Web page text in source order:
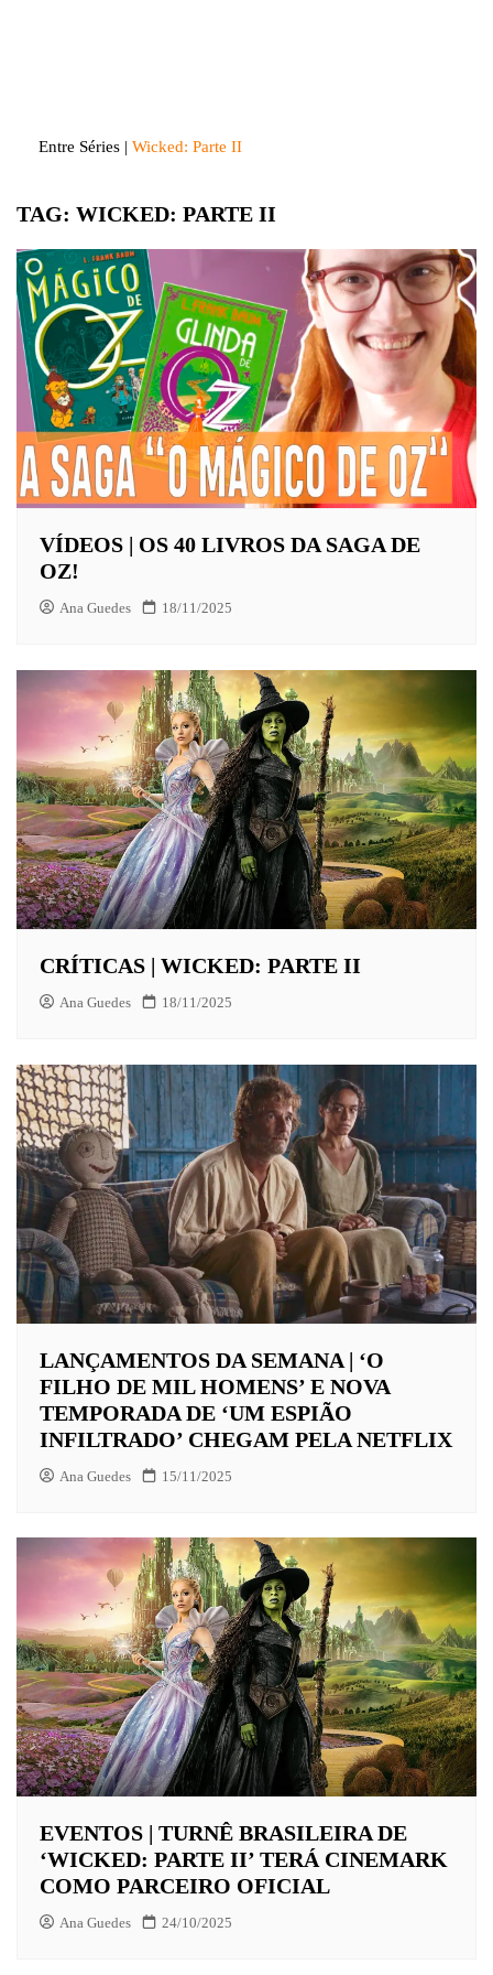
Entre Séries | Wicked: Parte II
TAG: WICKED: PARTE II
VÍDEOS | OS 40 LIVROS DA SAGA DE
OZ!
Ana Guedes 18/11/2025
CRÍTICAS | WICKED: PARTE II
Ana Guedes 18/11/2025
LANÇAMENTOS DA SEMANA | ‘O
FILHO DE MIL HOMENS’ E NOVA
TEMPORADA DE ‘UM ESPIÃO
INFILTRADO’ CHEGAM PELA NETFLIX
Ana Guedes 15/11/2025
EVENTOS | TURNÊ BRASILEIRA DE
‘WICKED: PARTE II’ TERÁ CINEMARK
COMO PARCEIRO OFICIAL
Ana Guedes 24/10/2025